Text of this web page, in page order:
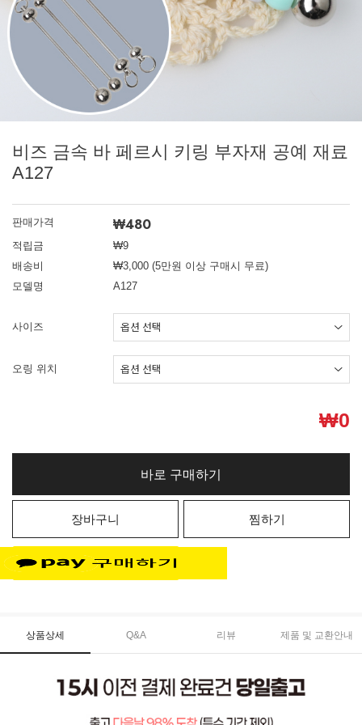
비즈 금속 바 페르시 키링 부자재 공예 재료
A127
판매가격 ₩480
적립금
₩9
배송비
₩3,000 (5만원 이상 구매시 무료)
모델명
A127
사이즈
오링 위치
₩0
바로 구매하기
장바구니 찜하기
상품상세 Q&A 리뷰 제품 및 교환안내